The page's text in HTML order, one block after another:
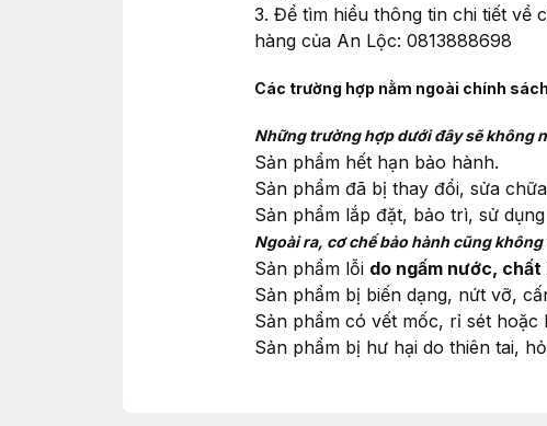
3. Để tìm hiểu thông tin chi tiết về
hàng của An Lộc: 0813888698
Các trường hợp nằm ngoài chính
Những trường hợp dưới đây sẽ không
Sản phẩm hết hạn bảo hành.
Sản phẩm đã bị thay đổi, sửa
Sản phẩm lắp đặt, bảo trì, sử
Ngoài ra, cơ chế bảo hành cũng
Sản phẩm lỗi do ngấm nước, chất
Sản phẩm bị biến dạng, nứt vỡ,
Sản phẩm có vết mốc, rỉ sét
Sản phẩm bị hư hại do thiên tai,